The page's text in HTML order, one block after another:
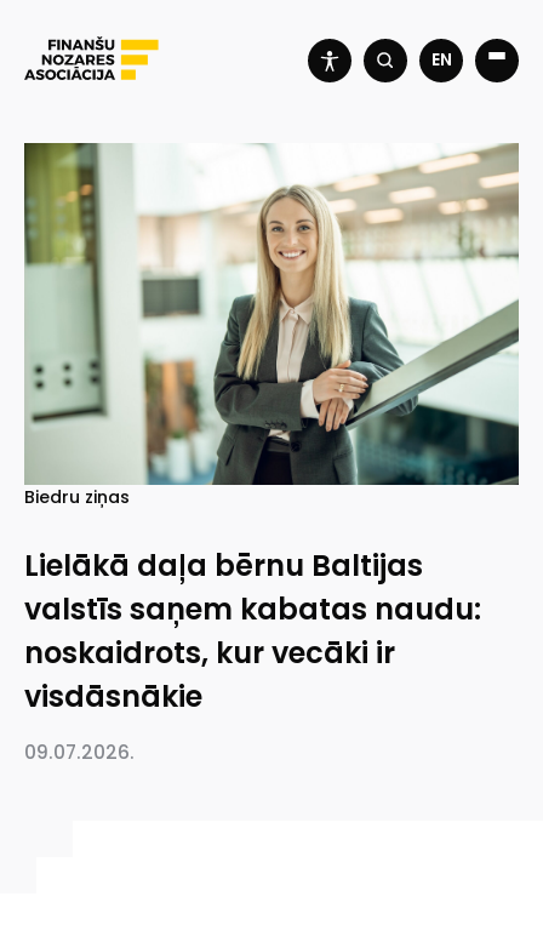
EN
Biedru ziņas
Lielākā daļa bērnu Baltijas
valstīs saņem kabatas naudu:
noskaidrots, kur vecāki ir
visdāsnākie
09.07.2026.